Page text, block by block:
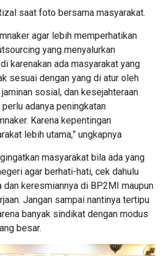
saat foto bersama masyarakat.
agar lebih memperhatikan
yang menyalurkan
karenakan ada masyarakat yang
sesuai dengan yang di atur oleh
sosial, dan kesejahteraan
adanya peningkatan
Karena kepentingan
lebih utama,” ungkapnya
masyarakat bila ada yang
agar berhati-hati, cek dahulu
dan keresmiannya di BP2MI maupun
Jangan sampai nantinya tertipu
banyak sindikat dengan modus
besar.